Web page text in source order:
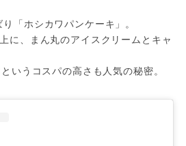
「ホシカワパンケーキ」。
に、まん丸のアイスクリームとキャ
いうコスパの高さも人気の秘密。